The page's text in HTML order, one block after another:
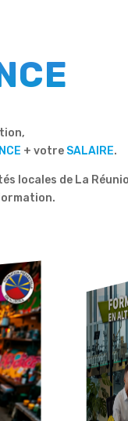
+ votre SALAIRE.
locales de La